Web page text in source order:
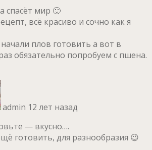
спасёт мир 🙂
всё красиво и сочно как я
плов готовить а вот в
обязательно попробуем с пшена.
admin 12 лет назад
— вкусно….
готовить, для разнообразия 😉